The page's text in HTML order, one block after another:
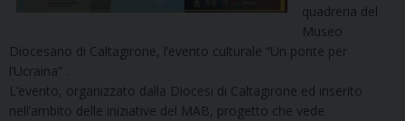
quadreria del
Museo
Diocesano di Caltagirone, l’evento culturale “Un ponte per
l’Ucraina” .
L’evento, organizzato dalla Diocesi di Caltagirone ed inserito
nell’ambito delle iniziative del MAB, progetto che vede